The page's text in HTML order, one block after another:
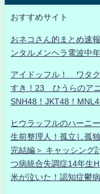
おすすめサイト
おネコさん的まとめ速
ンタルメンヘラ電波中
アイドッフル！ ワタ
すき！23 ひうらのア
SNH48！JKT48！
ヒウラッフルのハーニ
生前整理人！孤立し孤
完結編＞ キャッシング
つ病統合失調症14年生
米が泣いた！認知症鬱